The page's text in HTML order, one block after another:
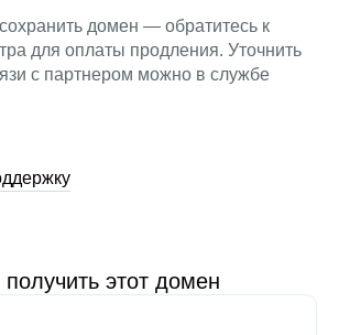
домен — обратитесь к
для оплаты продления. Уточнить
с партнером можно в службе
получить этот домен